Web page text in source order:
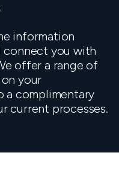
information
connect you with
offer a range of
your
a complimentary
current processes.